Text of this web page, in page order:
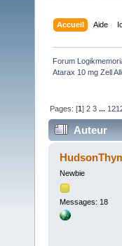
Accueil Aide
Forum
Atarax 10 mg Zell
Pages: [1]2 3 ...
Auteur
(Lu 712829
Newbie
Messages: 18